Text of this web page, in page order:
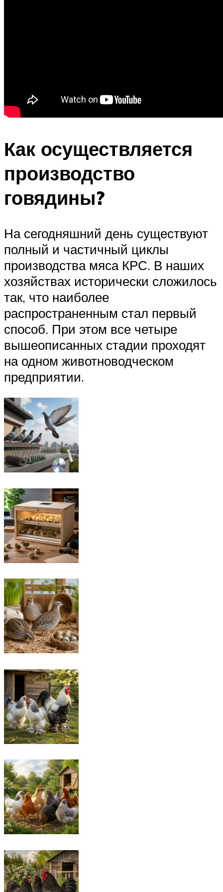
Как осуществляется
производство
говядины?
На сегодняшний день существуют
полный и частичный циклы
производства мяса КРС. В наших
хозяйствах исторически сложилось
так, что наиболее
распространенным стал первый
способ. При этом все четыре
вышеописанных стадии проходят
на одном животноводческом
предприятии.